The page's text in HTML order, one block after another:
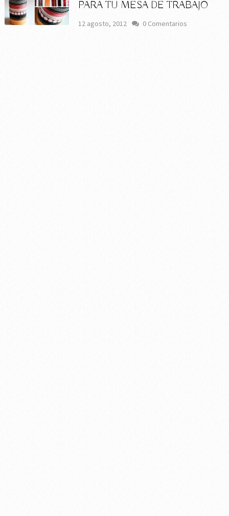
PARA TU MESA DE TRABAJO
12 agosto, 2012 0 Comentarios